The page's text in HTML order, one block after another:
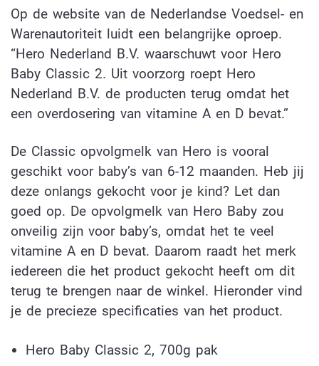
Op de website van de Nederlandse Voedsel- en
Warenautoriteit luidt een belangrijke oproep.
“Hero Nederland B.V. waarschuwt voor Hero
Baby Classic 2. Uit voorzorg roept Hero
Nederland B.V. de producten terug omdat het
een overdosering van vitamine A en D bevat.”
De Classic opvolgmelk van Hero is vooral
geschikt voor baby’s van 6-12 maanden. Heb jij
deze onlangs gekocht voor je kind? Let dan
goed op. De opvolgmelk van Hero Baby zou
onveilig zijn voor baby’s, omdat het te veel
vitamine A en D bevat. Daarom raadt het merk
iedereen die het product gekocht heeft om dit
terug te brengen naar de winkel. Hieronder vind
je de precieze specificaties van het product.
Hero Baby Classic 2, 700g pak